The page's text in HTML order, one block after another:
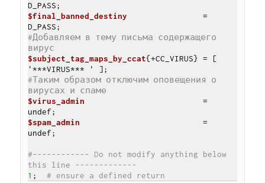
$final_banned_destiny
                =
#Добавляем в тему письма содержащего
вирус
$subject_tag_maps_by_ccat{+CC_VIRUS} = [
'***VIRUS*** ' ]
#Таким образом отключим оповещения о
вирусах и спаме
$virus_admin
                         =
$spam_admin
                          =
undef;
#------------ Do not modify anything below
this line -------------
1 ; # ensure a defined return